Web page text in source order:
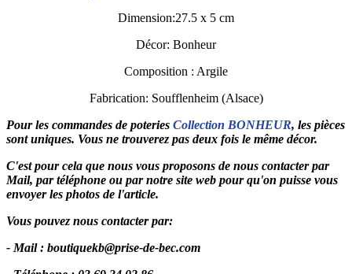
Dimension:27.5 x 5 cm
Décor: Bonheur
Composition : Argile
Fabrication: Soufflenheim (Alsace)
Pour les commandes de poteries Collection BONHEUR, les pièces
sont uniques. Vous ne trouverez pas deux fois le même décor.
C'est pour cela que nous vous proposons de nous contacter par
Mail, par téléphone ou par notre site web pour qu'on puisse vous
envoyer les photos de l'article.
Vous pouvez nous contacter par:
- Mail : boutiquekb@prise-de-bec.com